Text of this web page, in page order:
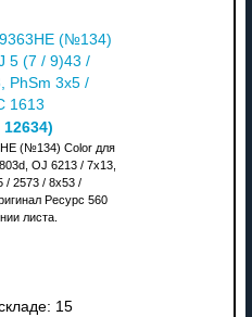
(№134)
5 (7 / 9)43 /
PhSm 3x5 /
1613
12634)
(№134) Color для
OJ 6213 / 7x13,
/ 2573 / 8x53 /
Ресурс 560
листа.
15